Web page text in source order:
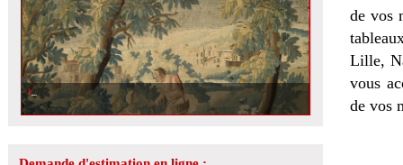
de vos
Lille,
vous
de vos